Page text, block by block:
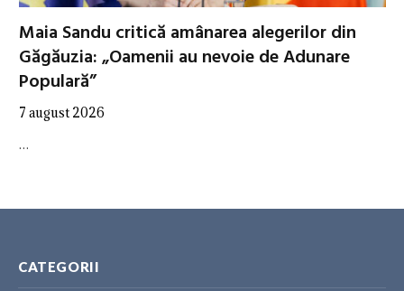
Maia Sandu critică amânarea alegerilor din
Găgăuzia: „Oamenii au nevoie de Adunare
Populară”
7 august 2026
…
CATEGORII